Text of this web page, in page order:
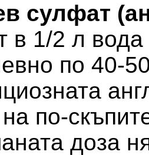
сулфат
в 1/2 л
по 40-
по-
доза